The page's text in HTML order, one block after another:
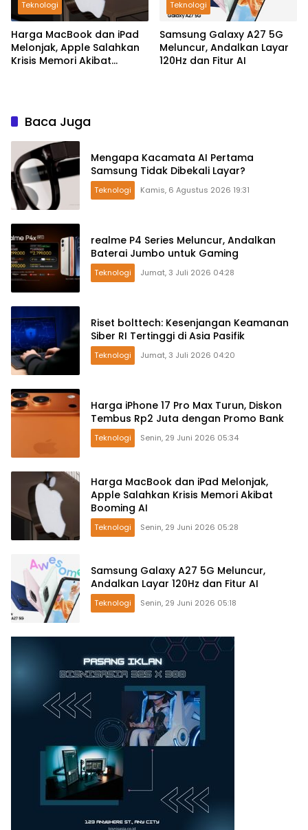
Teknologi
Harga MacBook dan iPad
Melonjak, Apple Salahkan
Krisis Memori Akibat
Teknologi
Samsung Galaxy A27 5G
Meluncur, Andalkan Layar
120Hz dan Fitur AI
Baca Juga
Mengapa Kacamata AI Pertama
Samsung Tidak Dibekali Layar?
Teknologi Kamis, 6 Agustus 2026 19:31
realme P4 Series Meluncur, Andalkan
Baterai Jumbo untuk Gaming
Teknologi Jumat, 3 Juli 2026 04:28
Riset bolttech: Kesenjangan Keamanan
Siber RI Tertinggi di Asia Pasifik
Teknologi Jumat, 3 Juli 2026 04:20
Harga iPhone 17 Pro Max Turun, Diskon
Tembus Rp2 Juta dengan Promo Bank
Teknologi Senin, 29 Juni 2026 05:34
Harga MacBook dan iPad Melonjak,
Apple Salahkan Krisis Memori Akibat
Booming AI
Teknologi Senin, 29 Juni 2026 05:28
Samsung Galaxy A27 5G Meluncur,
Andalkan Layar 120Hz dan Fitur AI
Teknologi Senin, 29 Juni 2026 05:18